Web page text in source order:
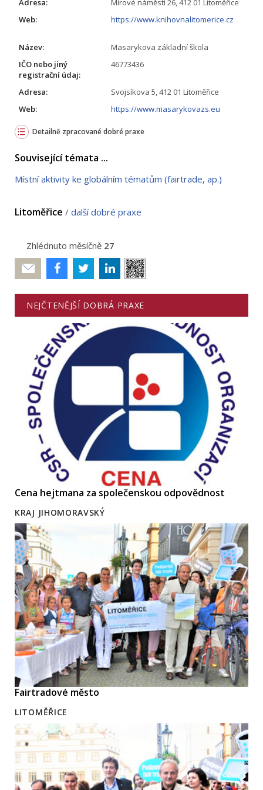
Adresa:
Mírové náměstí 26, 412 01 Litoměřice
Web:
https://www.knihovnalitomerice.cz
Název:
Masarykova základní škola
IČO nebo jiný
registrační údaj:
46773436
Adresa:
Svojsíkova 5, 412 01 Litoměřice
Web:
https://www.masarykovazs.eu
Detailně zpracované dobré praxe
Související témata ...
Místní aktivity ke globálním tématům (fairtrade, ap.)
Litoměřice / další dobré praxe
Zhlédnuto měsíčně 27
Poslat
NEJČTENĚJŠÍ DOBRÁ PRAXE
Cena hejtmana za společenskou odpovědnost
KRAJ JIHOMORAVSKÝ
Fairtradové město
LITOMĚŘICE